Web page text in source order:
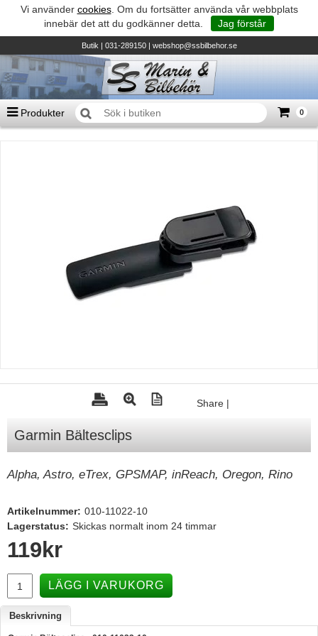
Vi använder cookies. Om du fortsätter använda vår webbplats
innebär det att du godkänner detta.
Jag förstår
Butik| 031-289150 | webshop@ssbilbehor.se
Produkter 0
Honda - Utombordare
HonWave - Gummibåtar
TK Trailer
Yanmar Servicedelar
Mercury Servicedelar
Garmin
Lowrance
Humminbird
Simrad
B&G
Share |
Garmin Bältesclips
Alpha, Astro, eTrex, GPSMAP, inReach, Oregon, Rino
Artikelnummer: 010-11022-10
Lagerstatus: Skickas normalt inom 24 timmar
119 kr
LÄGG I VARUKORG
Beskrivning